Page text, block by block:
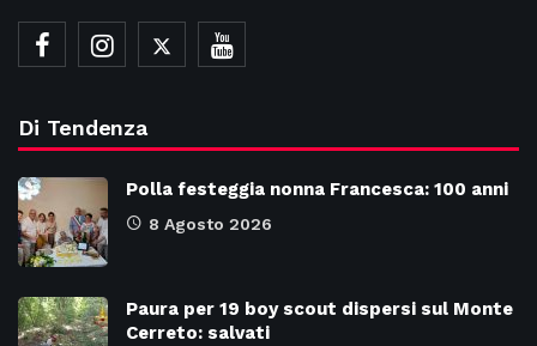
Di Tendenza
Polla festeggia nonna Francesca: 100 anni
8 Agosto 2026
Paura per 19 boy scout dispersi sul Monte
Cerreto: salvati